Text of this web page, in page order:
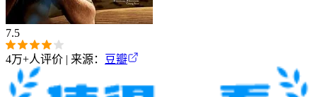
7.5
4万+人评价 | 来源： 豆瓣